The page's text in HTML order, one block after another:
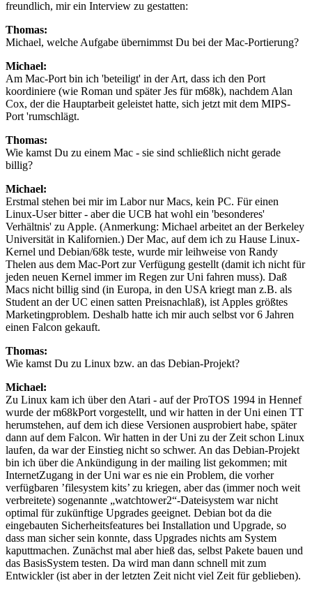
freundlich, mir ein Interview zu gestatten:
Thomas:
Michael, welche Aufgabe übernimmst Du bei der Mac-Portierung?
Michael:
Am Mac-Port bin ich 'beteiligt' in der Art, dass ich den Port
koordiniere (wie Roman und später Jes für m68k), nachdem Alan
Cox, der die Hauptarbeit geleistet hatte, sich jetzt mit dem MIPS-
Port 'rumschlägt.
Thomas:
Wie kamst Du zu einem Mac - sie sind schließlich nicht gerade
billig?
Michael:
Erstmal stehen bei mir im Labor nur Macs, kein PC. Für einen
Linux-User bitter - aber die UCB hat wohl ein 'besonderes'
Verhältnis' zu Apple. (Anmerkung: Michael arbeitet an der Berkeley
Universität in Kalifornien.) Der Mac, auf dem ich zu Hause Linux-
Kernel und Debian/68k teste, wurde mir leihweise von Randy
Thelen aus dem Mac-Port zur Verfügung gestellt (damit ich nicht für
jeden neuen Kernel immer im Regen zur Uni fahren muss). Daß
Macs nicht billig sind (in Europa, in den USA kriegt man z.B. als
Student an der UC einen satten Preisnachlaß), ist Apples größtes
Marketingproblem. Deshalb hatte ich mir auch selbst vor 6 Jahren
einen Falcon gekauft.
Thomas:
Wie kamst Du zu Linux bzw. an das Debian-Projekt?
Michael:
Zu Linux kam ich über den Atari - auf der ProTOS 1994 in Hennef
wurde der m68kPort vorgestellt, und wir hatten in der Uni einen TT
herumstehen, auf dem ich diese Versionen ausprobiert habe, später
dann auf dem Falcon. Wir hatten in der Uni zu der Zeit schon Linux
laufen, da war der Einstieg nicht so schwer. An das Debian-Projekt
bin ich über die Ankündigung in der mailing list gekommen; mit
InternetZugang in der Uni war es nie ein Problem, die vorher
verfügbaren ’filesystem kits’ zu kriegen, aber das (immer noch weit
verbreitete) sogenannte „watchtower2“-Dateisystem war nicht
optimal für zukünftige Upgrades geeignet. Debian bot da die
eingebauten Sicherheitsfeatures bei Installation und Upgrade, so
dass man sicher sein konnte, dass Upgrades nichts am System
kaputtmachen. Zunächst mal aber hieß das, selbst Pakete bauen und
das BasisSystem testen. Da wird man dann schnell mit zum
Entwickler (ist aber in der letzten Zeit nicht viel Zeit für geblieben).